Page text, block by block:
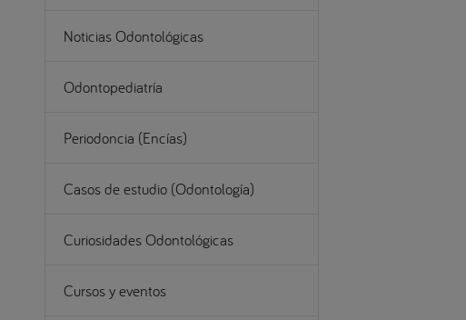
Noticias Odontológicas
Odontopediatría
Periodoncia (Encías)
Casos de estudio (Odontología)
Curiosidades Odontológicas
Cursos y eventos